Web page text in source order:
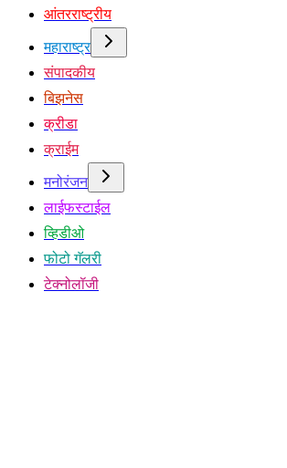
आंतरराष्ट्रीय
महाराष्ट्र
संपादकीय
बिझनेस
क्रीडा
क्राईम
मनोरंजन
लाईफस्टाईल
व्हिडीओ
फोटो गॅलरी
टेक्नोलॉजी